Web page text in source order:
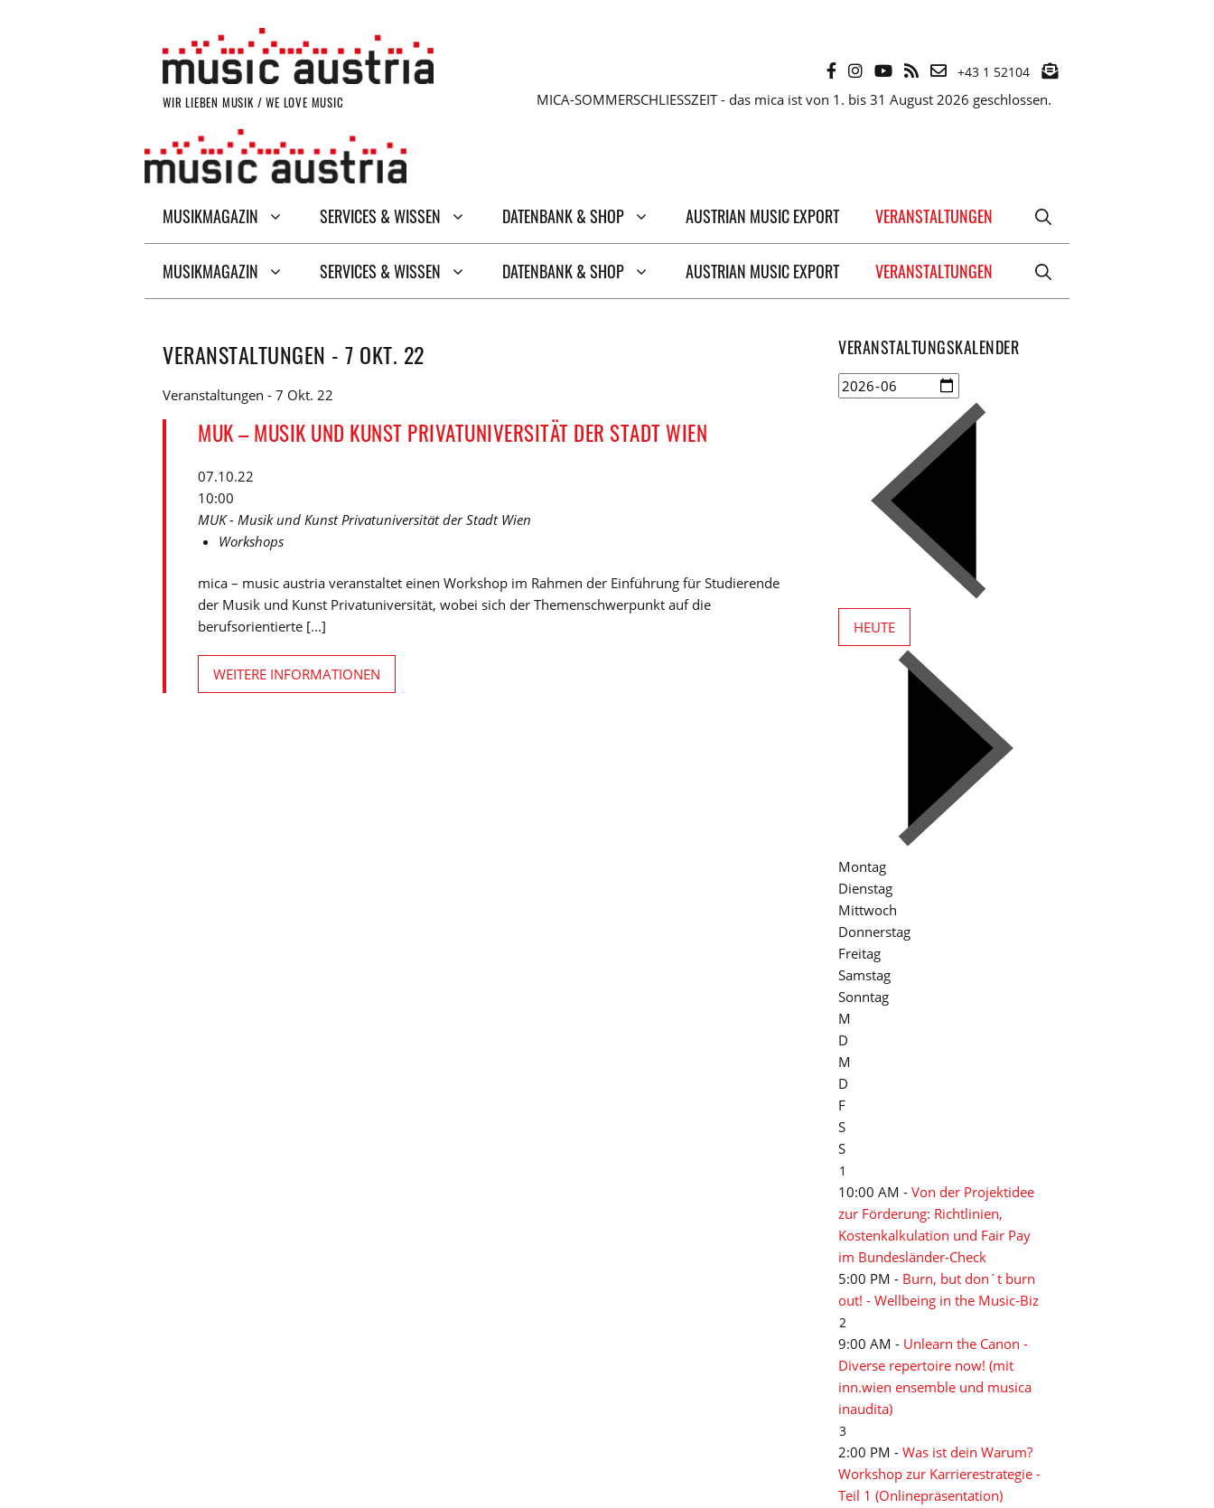
+43 1 52104
WIR LIEBEN MUSIK / WE LOVE MUSIC MICA-SOMMERSCHLIESSZEIT - das mica ist von 1. bis 31 August 2026 geschlossen.
MUSIKMAGAZIN SERVICES & WISSEN DATENBANK & SHOP AUSTRIAN MUSIC EXPORT VERANSTALTUNGEN
MUSIKMAGAZIN SERVICES & WISSEN DATENBANK & SHOP AUSTRIAN MUSIC EXPORT VERANSTALTUNGEN
VERANSTALTUNGEN - 7 OKT. 22
Veranstaltungen - 7 Okt. 22
MUK – MUSIK UND KUNST PRIVATUNIVERSITÄT DER STADT WIEN
07.10.22
10:00
MUK - Musik und Kunst Privatuniversität der Stadt Wien
Workshops
mica – music austria veranstaltet einen Workshop im Rahmen der Einführung für Studierende
der Musik und Kunst Privatuniversität, wobei sich der Themenschwerpunkt auf die
berufsorientierte [...]
WEITERE INFORMATIONEN
VERANSTALTUNGSKALENDER
HEUTE
Montag
Dienstag
Mittwoch
Donnerstag
Freitag
Samstag
Sonntag
M
D
M
D
F
S
S
1
10:00 AM - Von der Projektidee
zur Förderung: Richtlinien,
Kostenkalkulation und Fair Pay
im Bundesländer-Check
5:00 PM - Burn, but don´t burn
out! - Wellbeing in the Music-Biz
2
9:00 AM - Unlearn the Canon -
Diverse repertoire now! (mit
inn.wien ensemble und musica
inaudita)
3
2:00 PM - Was ist dein Warum?
Workshop zur Karrierestrategie -
Teil 1 (Onlinepräsentation)